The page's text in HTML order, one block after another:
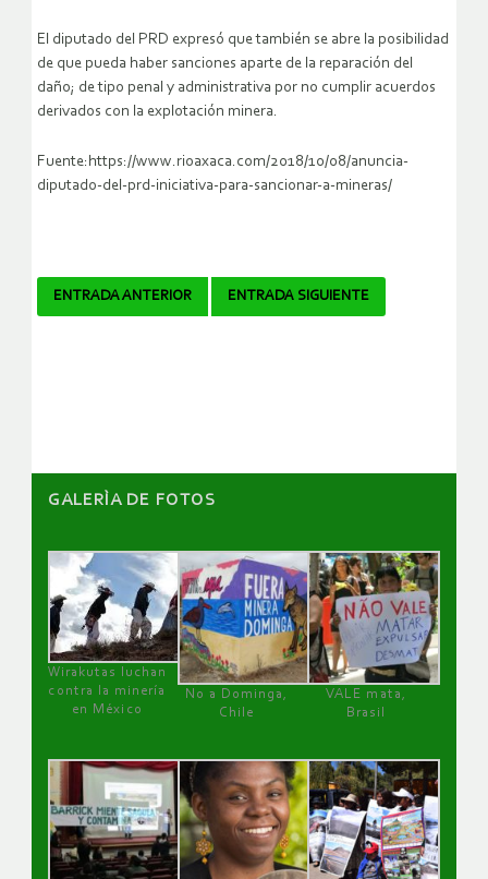
El diputado del PRD expresó que también se abre la posibilidad
de que pueda haber sanciones aparte de la reparación del
daño; de tipo penal y administrativa por no cumplir acuerdos
derivados con la explotación minera.
Fuente:https://www.rioaxaca.com/2018/10/08/anuncia-
diputado-del-prd-iniciativa-para-sancionar-a-mineras/
Navegador
ENTRADA ANTERIOR ENTRADA SIGUIENTE
GALERÌA DE FOTOS
Wirakutas luchan
contra la minería
en México
No a Dominga,
Chile
VALE mata,
Brasil